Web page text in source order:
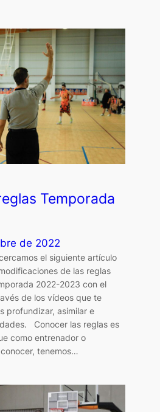
Temporada
de 2022
el siguiente artículo
de las reglas
2022-2023 con el
de los vídeos que te
profundizar, asimilar e
Conocer las reglas es
como entrenador o
tenemos…